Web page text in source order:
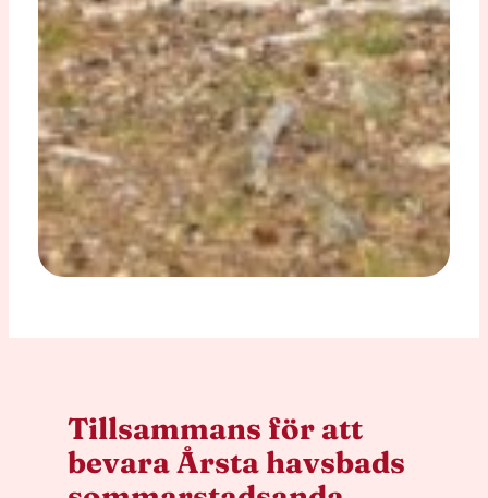
Tillsammans för att
bevara Årsta havsbads